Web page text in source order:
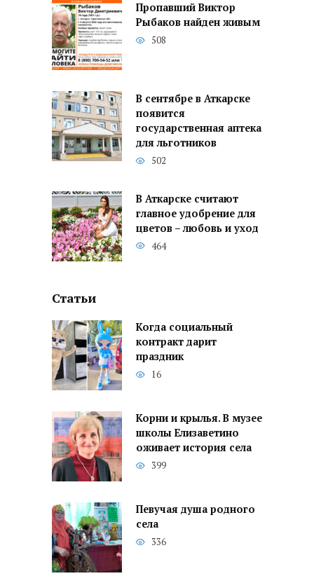
Пропавший Виктор
Рыбаков найден живым
508
В сентябре в Аткарске
появится
государственная аптека
для льготников
502
В Аткарске считают
главное удобрение для
цветов – любовь и уход
464
Статьи
Когда социальный
контракт дарит
праздник
16
Корни и крылья. В музее
школы Елизаветино
оживает история села
399
Певучая душа родного
села
336